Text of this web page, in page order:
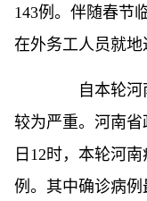
143例。伴随春节
在外务工人员就地
自本轮河南
较为严重。河南
日12时，本轮河
例。其中确诊病例